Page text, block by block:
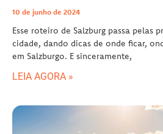
10 de junho de 2024
Esse roteiro de Salzburg passa pelas
cidade, dando dicas de onde ficar,
em Salzburgo. E sinceramente,
LEIA AGORA »